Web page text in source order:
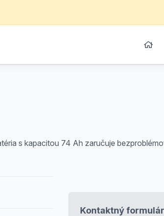
s kapacitou 74 Ah zaručuje
Kontaktný formulár